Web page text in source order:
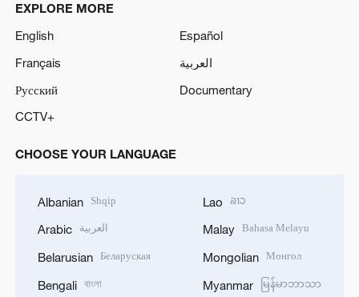
EXPLORE MORE
English
Español
Français
العربية
Русский
Documentary
CCTV+
CHOOSE YOUR LANGUAGE
Albanian Shqip
Arabic العربية
Belarusian Беларуская
Bengali বাংলা
Lao ລາວ
Malay Bahasa Melayu
Mongolian Монгол
Myanmar မြန်မာဘာသာ